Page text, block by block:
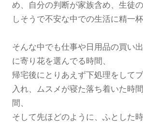
め、自分の判断が家族含め、生徒
しそうで不安な中での生活に精一杯
そんな中でも仕事や日用品の買い
に寄り花を選んでる時間、
帰宅後にとりあえず下処理をして
入れ、ムスメが寝た落ち着いた時
間、
そして先ほどのように、ふとした